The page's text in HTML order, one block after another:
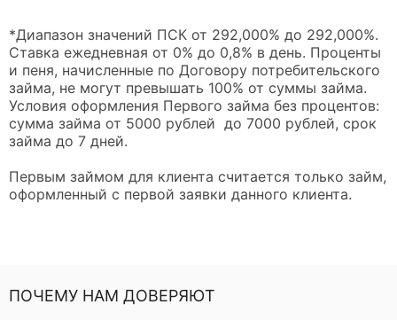
*Диапазон значений ПСК от 292,000% до 292,000%.
Ставка ежедневная от 0% до 0,8% в день. Проценты
и пеня, начисленные по Договору потребительского
займа, не могут превышать 100% от суммы займа.
Условия оформления Первого займа без процентов:
сумма займа от 5000 рублей до 7000 рублей, срок
займа до 7 дней.
Первым займом для клиента считается только займ,
оформленный с первой заявки данного клиента.
ПОЧЕМУ НАМ ДОВЕРЯЮТ